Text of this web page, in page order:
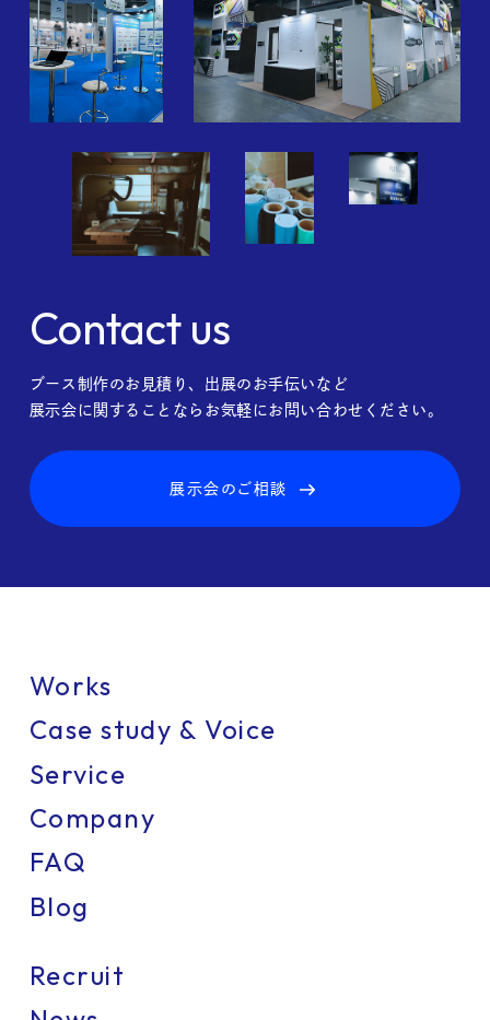
Contact us
ブース制作のお見積り、出展のお手伝いなど
展示会に関することならお気軽にお問い合わせください。
展示会のご相談
Works
Case study & Voice
Service
Company
FAQ
Blog
Recruit